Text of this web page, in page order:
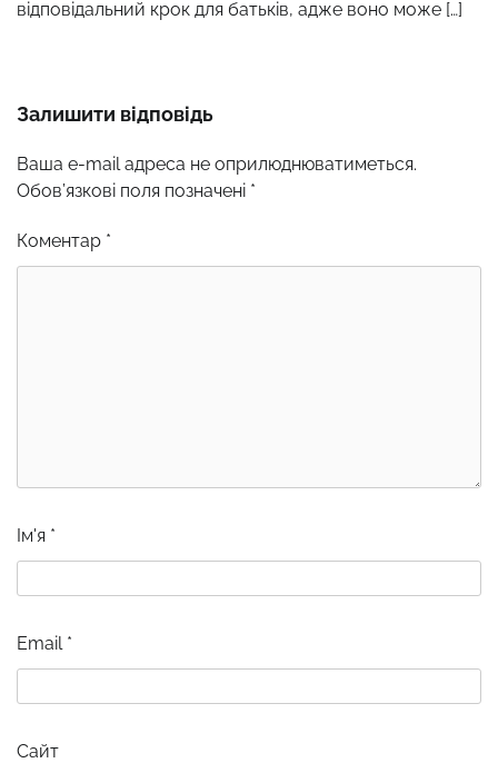
відповідальний крок для батьків, адже воно може […]
Залишити відповідь
Ваша e-mail адреса не оприлюднюватиметься.
Обов’язкові поля позначені *
Коментар *
Ім'я *
Email *
Сайт